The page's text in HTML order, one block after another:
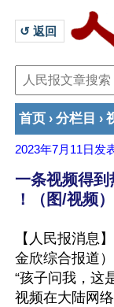
↺ 返回
首页 › 分栏目 ›
2023年7月11日 发
一条视频得
！（图/视频）
【人民报消息
金欣综合报道
“孩子问我，这
视频在大陆网